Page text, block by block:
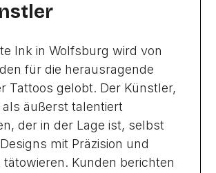
Ink in Wolfsburg wird von
für die herausragende
Tattoos gelobt. Der Künstler,
als äußerst talentiert
der in der Lage ist, selbst
mit Präzision und
tätowieren. Kunden berichten